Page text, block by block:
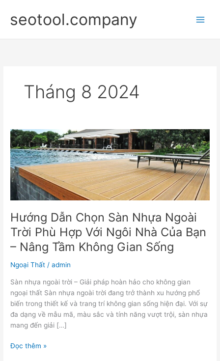
dung
seotool.company
Tháng 8 2024
Hướng Dẫn Chọn Sàn Nhựa Ngoài
Trời Phù Hợp Với Ngôi Nhà Của Bạn
– Nâng Tầm Không Gian Sống
Ngoại Thất /admin
Sàn nhựa ngoài trời – Giải pháp hoàn hảo cho không gian
ngoại thất Sàn nhựa ngoài trời đang trở thành xu hướng phổ
biến trong thiết kế và trang trí không gian sống hiện đại. Với sự
đa dạng về mẫu mã, màu sắc và tính năng vượt trội, sàn nhựa
mang đến giải […]
Hướng
Dẫn
Chọn
Sàn
Nhựa
Ngoài
Trời
Hợp
Với
Ngôi
Nhà
Của
–
Nâng
Tầm
Không
Gian
Đọc thêm »